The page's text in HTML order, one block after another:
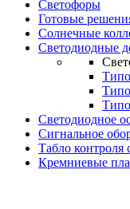
Светофоры
Готовые
Солнечные
Светодиодные
Светодиодное
Сигнальное
Табло контроля
Кремниевые